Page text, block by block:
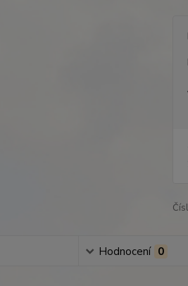
Hodnocení 0